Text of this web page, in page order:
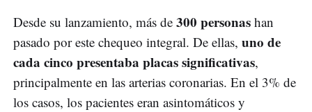
Desde su lanzamiento, más de 300 personas han
pasado por este chequeo integral. De ellas, uno de
cada cinco presentaba placas significativas,
principalmente en las arterias coronarias. En el 3% de
los casos, los pacientes eran asintomáticos y